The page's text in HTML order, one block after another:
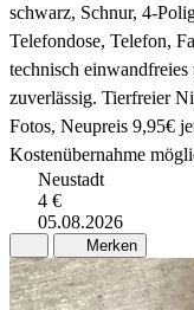
schwarz, Schnur, 4-
Telefondose, Telefon,
technisch
zuverlässig. Tierfreier
Fotos, Neupreis 9,95€
Kostenübernahme
Neustadt
4 €
05.08.2026
Merken